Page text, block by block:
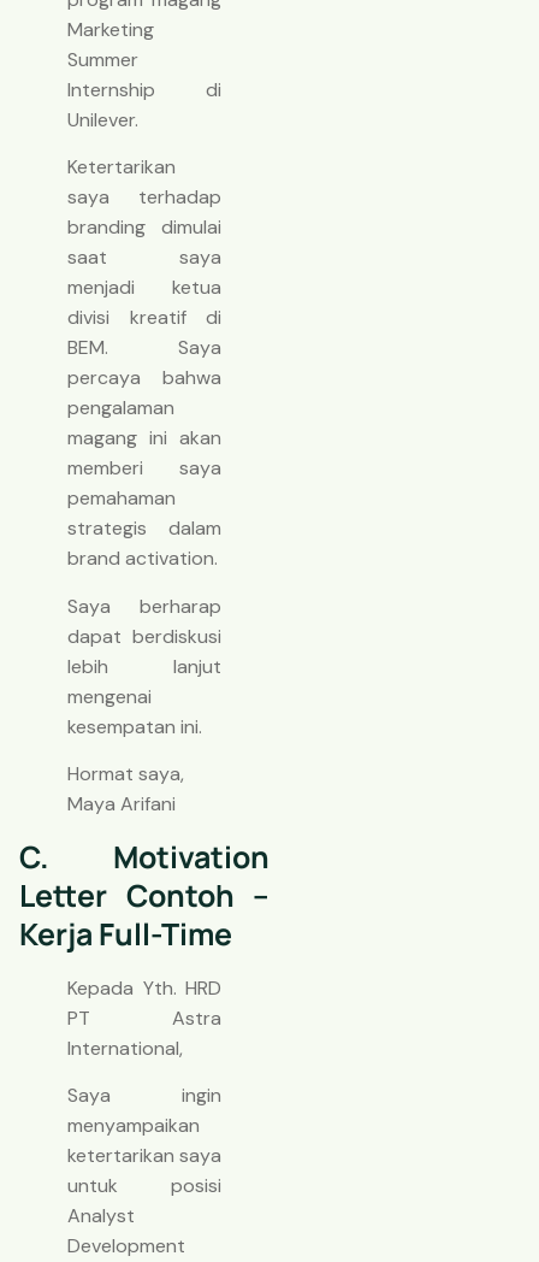
Marketing
Summer
Internship di
Unilever.
Ketertarikan
saya terhadap
branding dimulai
saat saya
menjadi ketua
divisi kreatif di
BEM. Saya
percaya bahwa
pengalaman
magang ini akan
memberi saya
pemahaman
strategis dalam
brand activation.
Saya berharap
dapat berdiskusi
lebih lanjut
mengenai
kesempatan ini.
Hormat saya,
Maya Arifani
C. Motivation
Letter Contoh –
Kerja Full-Time
Kepada Yth. HRD
PT Astra
International,
Saya ingin
menyampaikan
ketertarikan saya
untuk posisi
Analyst
Development